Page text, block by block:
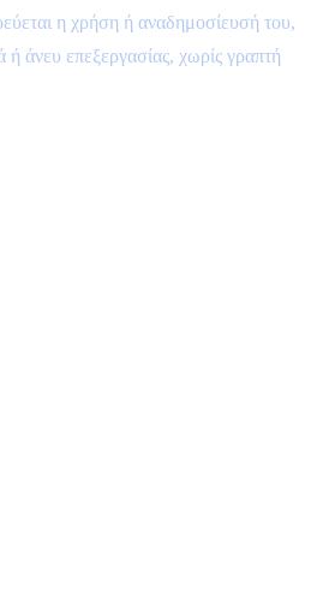
η χρήση ή αναδημοσίευσή του,
άνευ επεξεργασίας, χωρίς γραπτή